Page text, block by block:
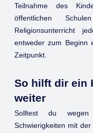
Teilnahme des
öffentlichen
Religionsunterricht
entweder zum Beginn
Zeitpunkt.
So hilft dir ein
weiter
Solltest du wegen
Schwierigkeiten mit